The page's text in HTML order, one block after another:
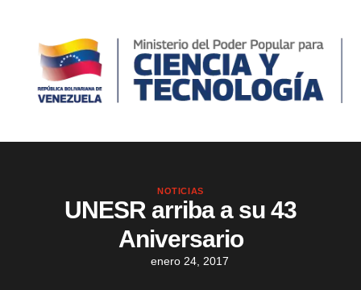
NOTICIAS
UNESR arriba a su 43
Aniversario
enero 24, 2017